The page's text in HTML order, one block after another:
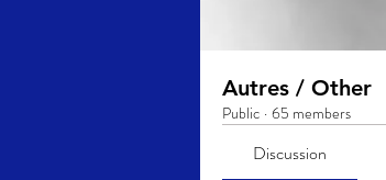
Autres / Other
Public · 65 members
Discussion